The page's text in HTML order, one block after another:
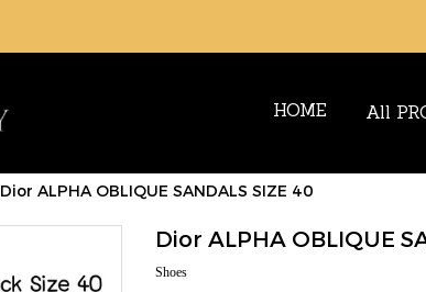
HOME All
Dior ALPHA OBLIQUE SANDALS SIZE 40
Dior ALPHA OBLIQUE
Shoes